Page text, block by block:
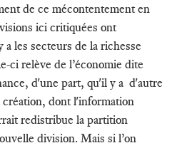
de ce mécontentement en
ici critiquées ont
les secteurs de la richesse
ci relève de l’économie dite
d'une part, qu'il y a d'autre
création, dont l'information
redistribue la partition
division. Mais si l’on